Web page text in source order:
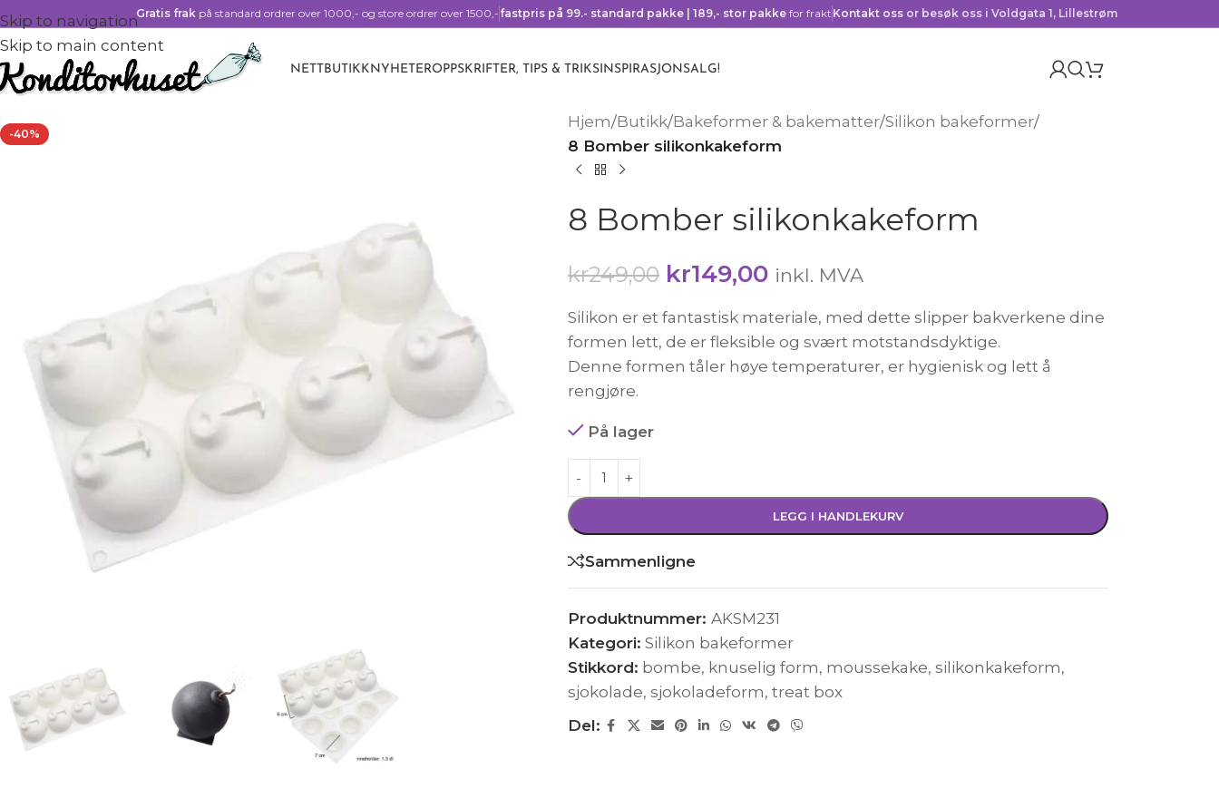
Skip to navigation
Skip to main content
Gratis frak på standard ordrer over 1000,- og store ordrer over 1500,- fastpris på 99.- standard pakke | 189,- stor pakke for frakt Kontakt oss or besøk oss i Voldgata 1, Lillestrøm
NETTBUTIKK NYHETEROPPSKRIFTER, TIPS & TRIKS INSPIRASJON SALG!
-40%
Hjem/Butikk/Bakeformer & bakematter/Silikon bakeformer/
8 Bomber silikonkakeform
8 Bomber silikonkakeform
kr249,00 kr149,00 inkl. MVA
Silikon er et fantastisk materiale, med dette slipper bakverkene dine
formen lett, de er fleksible og svært motstandsdyktige.
Denne formen tåler høye temperaturer, er hygienisk og lett å
rengjøre.
På lager
LEGG I HANDLEKURV
Sammenligne
Produktnummer: AKSM231
Kategori: Silikon bakeformer
Stikkord: bombe, knuselig form, moussekake, silikonkakeform,
sjokolade, sjokoladeform, treat box
Del: